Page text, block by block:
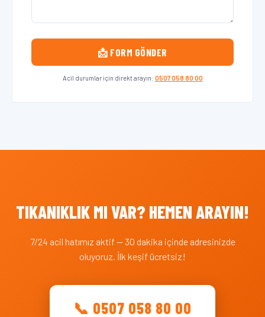
📩 FORM GÖNDER
Acil durumlar için direkt arayın: 0507 058 80 00
TIKANIKLIK MI VAR? HEMEN ARAYIN!
7/24 acil hatımız aktif — 30 dakika içinde adresinizde
oluyoruz. İlk keşif ücretsiz!
📞 0507 058 80 00